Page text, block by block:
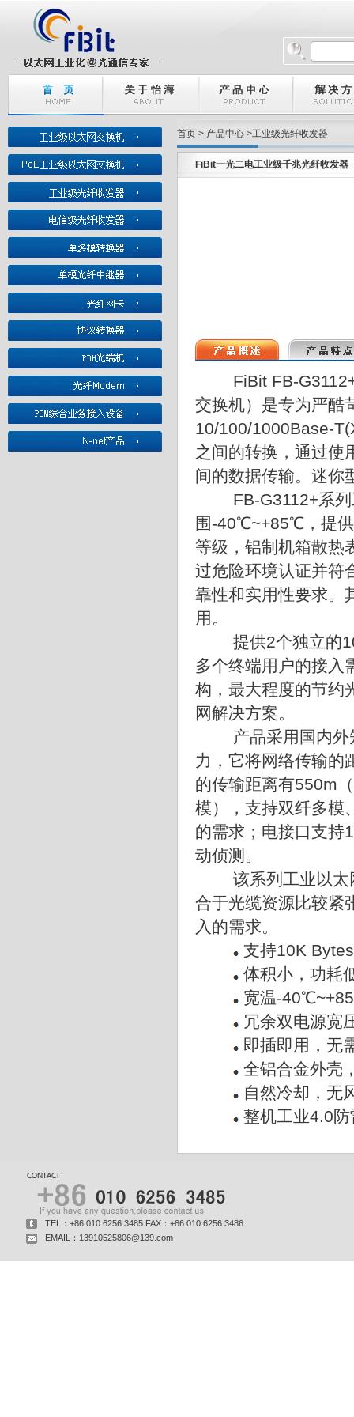
首页 > 产品中心 >工业级光纤收发器
FiBit一光二电工业级千兆光纤收发器
FiBit FB-
交换机）是专为严酷
10/100/1000Base-
之间的转换，通过使
间的数据传输。迷你
FB-G3112+系
围-40℃~+85℃，提供
等级，铝制机箱散热
过危险环境认证并符
靠性和实用性要求。
用。
提供2个独立的
多个终端用户的接入
构，最大程度的节约
网解决方案。
产品采用国内
力，它将网络传输的
的传输距离有550m
模），支持双纤多模
的需求；电接口支持
动侦测。
该系列工业以
合于光缆资源比较紧
入的需求。
支持10K
体积小，功耗
宽温-
冗余双电源宽
即插即用，无
全铝合金外壳
自然冷却，无
整机工业4.0防
TEL：+86 010 6256 3485 FAX：+86 010 6256 3486
EMAIL：13910525806@139.com